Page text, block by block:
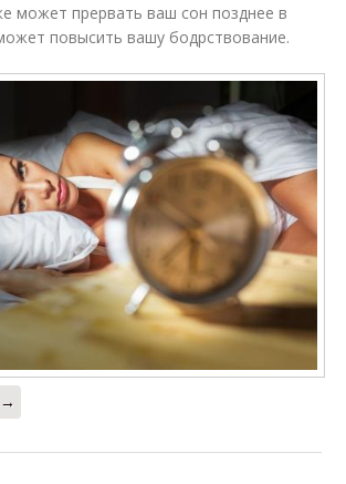
может прервать ваш сон позднее в
повысить вашу бодрствование.
→